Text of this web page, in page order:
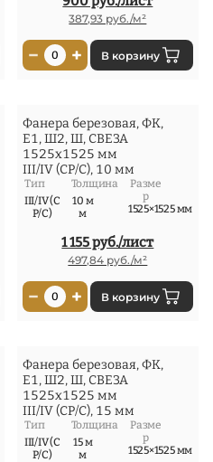
387,93 руб./м²
− 0 + В корзину
Фанера березовая, ФК,
Е1, Ш2, Ш, СВЕЗА
1525x1525 мм
III/IV (СР/С), 10 мм
Тип
III/IV (С
Р/С)
Толщина
10 м
м
Разме
р
1525×1525 мм
1 155 руб./лист
497,84 руб./м²
− 0 + В корзину
Фанера березовая, ФК,
Е1, Ш2, Ш, СВЕЗА
1525x1525 мм
III/IV (СР/С), 15 мм
Тип
III/IV (С
Р/С)
Толщина
15 м
м
Разме
р
1525×1525 мм